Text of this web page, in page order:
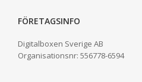
FÖRETAGSINFO
Digitalboxen Sverige AB
Organisationsnr: 556778-6594